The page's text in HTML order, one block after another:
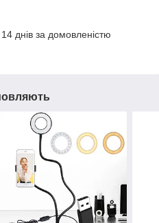
днів за домовленістю